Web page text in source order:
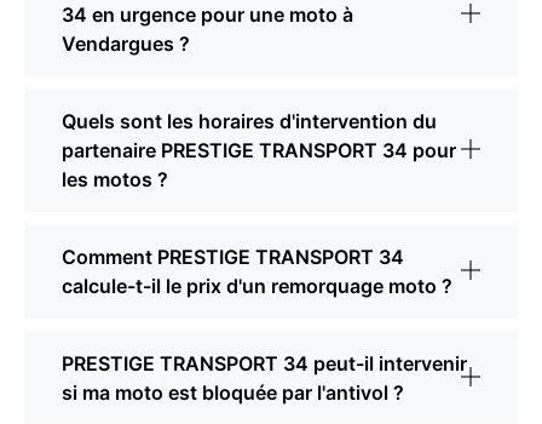
34 en urgence pour une moto à
Vendargues ?
Quels sont les horaires d'intervention du
partenaire PRESTIGE TRANSPORT 34 pour
les motos ?
Comment PRESTIGE TRANSPORT 34
calcule-t-il le prix d'un remorquage moto ?
PRESTIGE TRANSPORT 34 peut-il intervenir
si ma moto est bloquée par l'antivol ?